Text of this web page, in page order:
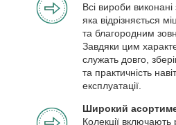
Всі вироби виконані
яка відрізняється
та благородним
Завдяки цим
служать довго,
та практичність
експлуатації.
Широкий
Колекції включають